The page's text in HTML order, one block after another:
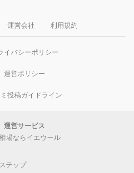
運営会社 利用規約
イバシーポリシー
運営ポリシー
投稿ガイドライン
運営サービス
場ならイエウール
テップ